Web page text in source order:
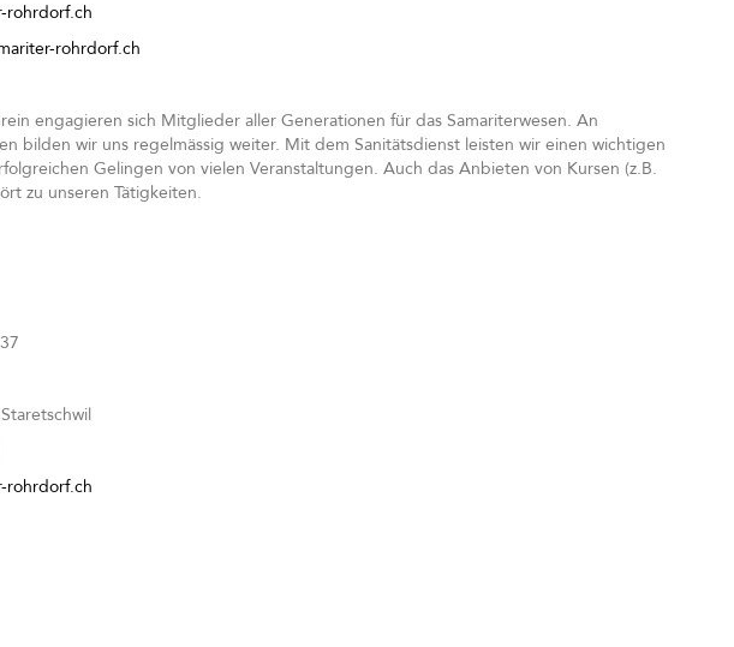
rohrdorf.ch
rohrdorf.ch
engagieren sich Mitglieder aller Generationen für das Samariterwesen. An
bilden wir uns regelmässig weiter. Mit dem Sanitätsdienst leisten wir einen wichtigen
Gelingen von vielen Veranstaltungen. Auch das Anbieten von Kursen (z.B.
zu unseren Tätigkeiten.
rohrdorf.ch